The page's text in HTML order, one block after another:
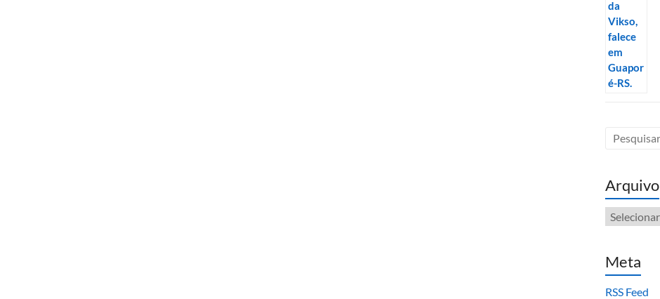
Arquivo
Arquivo
Meta
RSS Feed